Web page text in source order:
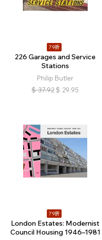
79折
226 Garages and Service
Stations
Philip Butler
$ 37.92 $ 29.95
79折
London Estates: Modernist
Council Housing 1946–1981